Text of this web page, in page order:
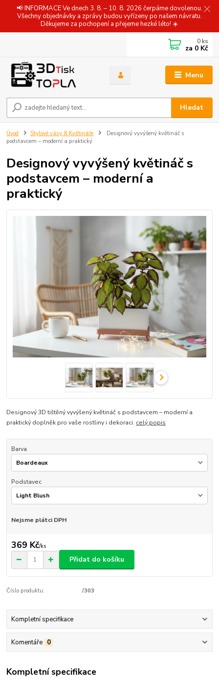
📢 INFORMACE Ve dnech 3. 8. – 10. 8. 2026 čerpáme dovolenou.
Všechny objednávky a zprávy budou vyřízeny po našem návratu.
Děkujeme za pochopení a přejeme hezké léto! ☀️
Menu
Hledat
0 ks
za 0 Kč
Úvod Stylové vázy & Květináče
Designový vyvýšený květináč s
podstavcem – moderní a praktický
Designový vyvýšený květináč s
podstavcem – moderní a
praktický
Designový 3D tištěný vyvýšený květináč s podstavcem – moderní a
praktický doplněk pro vaše rostliny i dekoraci. celý popis
Barva
Podstavec
Nejsme plátci DPH
369 Kč/ks
Přidat do košíku
Číslo produktu: /303
Kompletní specifikace
Komentáře 0
Kompletní specifikace